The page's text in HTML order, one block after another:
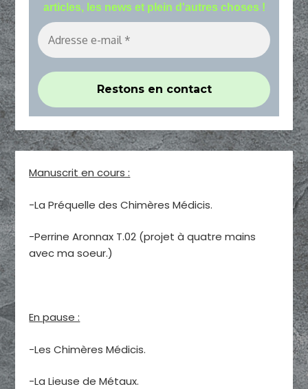
articles, les news et plein d'autres choses !
Manuscrit en cours :
-La Préquelle des Chimères Médicis.
-Perrine Aronnax T.02 (projet à quatre mains
avec ma soeur.)
En pause :
-Les Chimères Médicis.
-La Lieuse de Métaux.